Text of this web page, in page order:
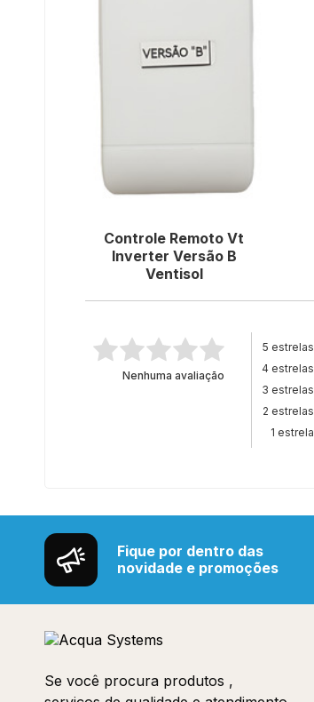
Controle Remoto Vt
Inverter Versão B
Ventisol
Nenhuma avaliação
5 estrelas
4 estrelas
3 estrelas
2 estrelas
1 estrela
Fique por dentro das
novidade e promoções
Se você procura produtos ,